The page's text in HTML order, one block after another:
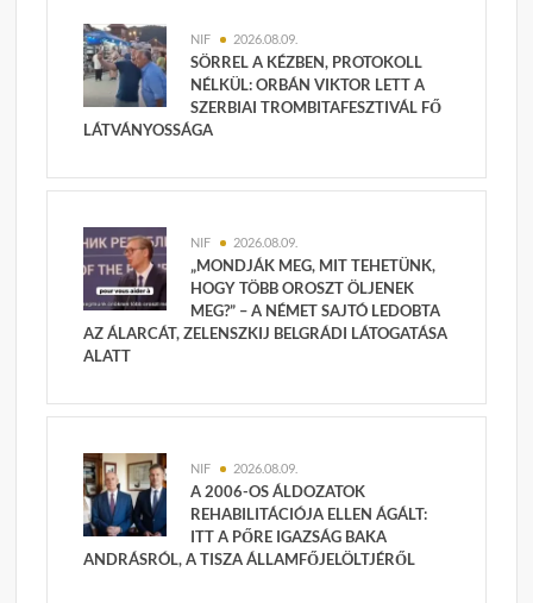
NIF 2026.08.09.
SÖRREL A KÉZBEN, PROTOKOLL
NÉLKÜL: ORBÁN VIKTOR LETT A
SZERBIAI TROMBITAFESZTIVÁL FŐ
LÁTVÁNYOSSÁGA
NIF 2026.08.09.
„MONDJÁK MEG, MIT TEHETÜNK,
HOGY TÖBB OROSZT ÖLJENEK
MEG?” – A NÉMET SAJTÓ LEDOBTA
AZ ÁLARCÁT, ZELENSZKIJ BELGRÁDI LÁTOGATÁSA
ALATT
NIF 2026.08.09.
A 2006-OS ÁLDOZATOK
REHABILITÁCIÓJA ELLEN ÁGÁLT:
ITT A PŐRE IGAZSÁG BAKA
ANDRÁSRÓL, A TISZA ÁLLAMFŐJELÖLTJÉRŐL